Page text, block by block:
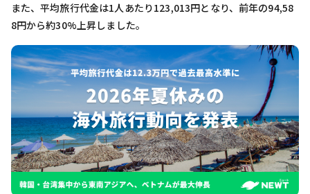
また、平均旅行代金は1人あたり123,013円となり、前年の94,58
8円から約30%上昇しました。